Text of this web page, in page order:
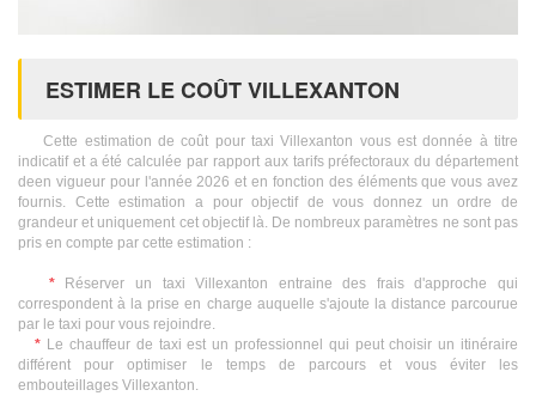
ESTIMER LE COÛT VILLEXANTON
Cette estimation de coût pour taxi Villexanton vous est donnée à titre
indicatif et a été calculée par rapport aux tarifs préfectoraux du département
deen vigueur pour l'année 2026 et en fonction des éléments que vous avez
fournis. Cette estimation a pour objectif de vous donnez un ordre de
grandeur et uniquement cet objectif là. De nombreux paramètres ne sont pas
pris en compte par cette estimation :
*Réserver un taxi Villexanton entraine des frais d'approche qui
correspondent à la prise en charge auquelle s'ajoute la distance parcourue
par le taxi pour vous rejoindre.
* Le chauffeur de taxi est un professionnel qui peut choisir un itinéraire
différent pour optimiser le temps de parcours et vous éviter les
embouteillages Villexanton.